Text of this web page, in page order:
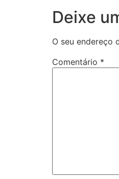
Deixe
O seu endereço
Comentário *